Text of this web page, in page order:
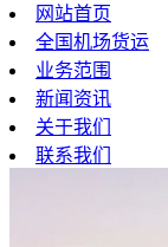
网站首页
全国机场货运
业务范围
新闻资讯
关于我们
联系我们